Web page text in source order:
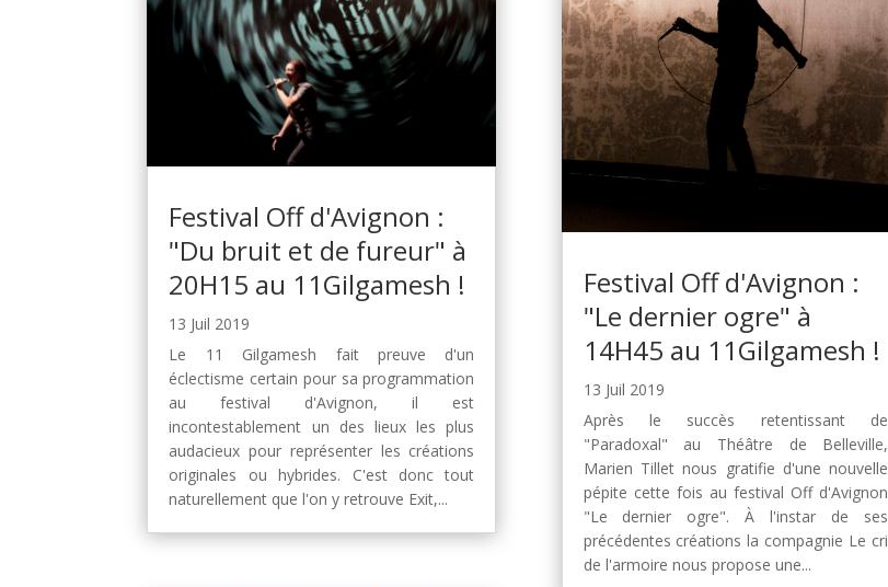
Festival Off d'Avignon :
"Du bruit et de fureur" à
20H15 au 11Gilgamesh !
13 Juil 2019
Le 11 Gilgamesh fait preuve d'un
éclectisme certain pour sa programmation
au festival d'Avignon, il est
incontestablement un des lieux les plus
audacieux pour représenter les créations
originales ou hybrides. C'est donc tout
naturellement que l'on y retrouve Exit,...
Festival Off d'Avignon :
"Le dernier ogre" à
14H45 au 11Gilgamesh !
13 Juil 2019
Après le succès retentissant de
"Paradoxal" au Théâtre de Belleville,
Marien Tillet nous gratifie d'une nouvelle
pépite cette fois au festival Off d'Avignon
"Le dernier ogre". À l'instar de ses
précédentes créations la compagnie Le cri
de l'armoire nous propose une...